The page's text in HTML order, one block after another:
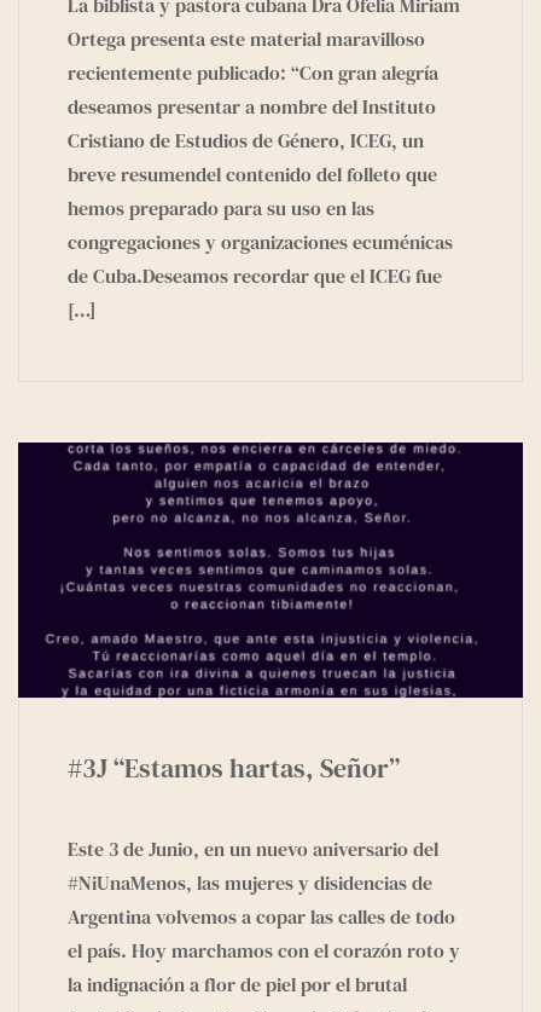
Ortega presenta este material maravilloso
recientemente publicado: “Con gran alegría
deseamos presentar a nombre del Instituto
Cristiano de Estudios de Género, ICEG, un
breve resumendel contenido del folleto que
hemos preparado para su uso en las
congregaciones y organizaciones ecuménicas
de Cuba.Deseamos recordar que el ICEG fue
[…]
#3J “Estamos hartas, Señor”
Este 3 de Junio, en un nuevo aniversario del
#NiUnaMenos, las mujeres y disidencias de
Argentina volvemos a copar las calles de todo
el país. Hoy marchamos con el corazón roto y
la indignación a flor de piel por el brutal